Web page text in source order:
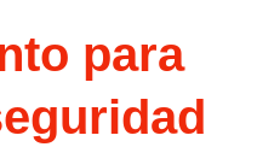
para